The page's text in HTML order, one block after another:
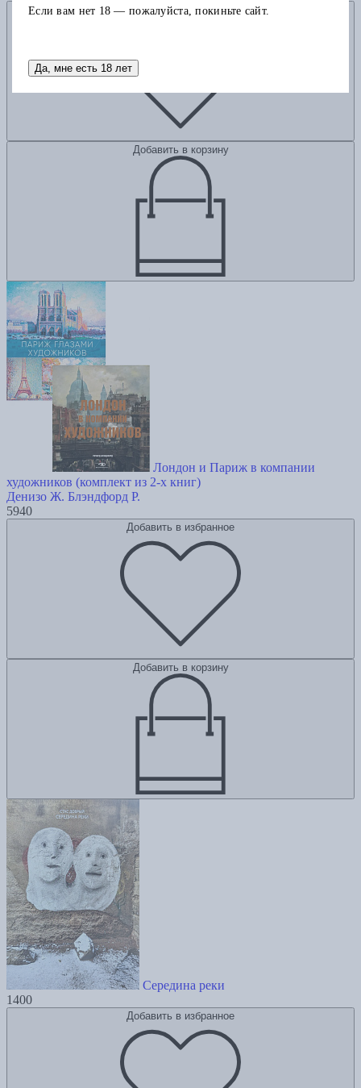
Добавить в избранное
Добавить в корзину
Лондон и Париж в компании
художников (комплект из 2-х книг)
Денизо Ж. Блэндфорд Р.
5940
Добавить в избранное
Добавить в корзину
Середина реки
1400
Добавить в избранное
Если вам нет 18 — пожалуйста, покиньте сайт.
Да, мне есть 18 лет